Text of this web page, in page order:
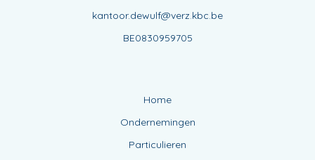
kantoor.dewulf@verz.kbc.be
BE0830959705
Home
Ondernemingen
Particulieren